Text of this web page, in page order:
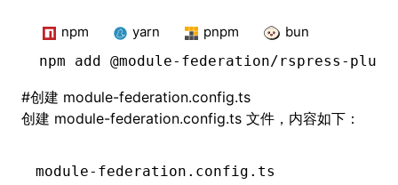
npm yarn pnpm
bun
npm add @module-federation/rspress-
#创建 module-federation.config.ts
创建 module-federation.config.ts 文件，内容如下：
module-federation.config.ts